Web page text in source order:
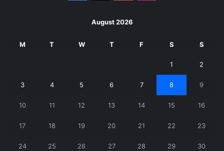
August 2026
M T W T F S S
1 2
3 4 5 6 7 8 9
10 11 12 13 14 15 16
17 18 19 20 21 22 23
24 25 26 27 28 29 30